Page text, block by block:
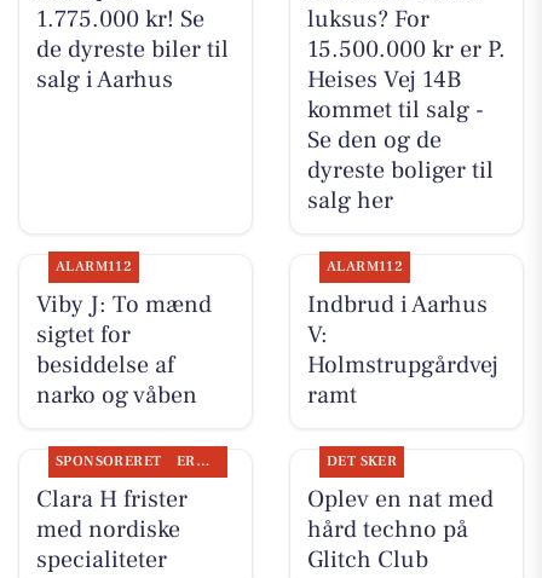
1.775.000 kr! Se
de dyreste biler til
salg i Aarhus
luksus? For
15.500.000 kr er P.
Heises Vej 14B
kommet til salg -
Se den og de
dyreste boliger til
salg her
ALARM112
Viby J: To mænd
sigtet for
besiddelse af
narko og våben
ALARM112
Indbrud i Aarhus
V:
Holmstrupgårdvej
ramt
SPONSORERET ERHVERV
Clara H frister
med nordiske
specialiteter
DET SKER
Oplev en nat med
hård techno på
Glitch Club